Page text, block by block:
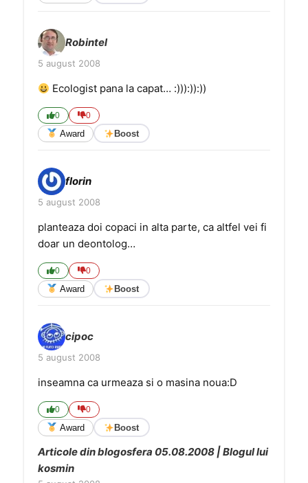
Robintel
5 august 2008
Ecologist pana la capat… :))):)):))
0 0
Award Boost
florin
5 august 2008
planteaza doi copaci in alta parte, ca altfel vei fi
doar un deontolog…
0 0
Award Boost
cipoc
5 august 2008
inseamna ca urmeaza si o masina noua:D
0 0
Award Boost
Articole din blogosfera 05.08.2008 | Blogul lui
kosmin